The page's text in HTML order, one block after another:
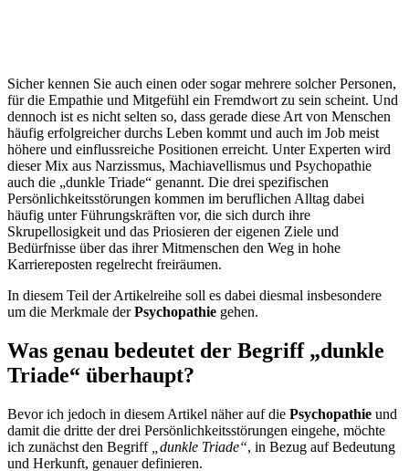
Sicher kennen Sie auch einen oder sogar mehrere solcher Personen,
für die Empathie und Mitgefühl ein Fremdwort zu sein scheint. Und
dennoch ist es nicht selten so, dass gerade diese Art von Menschen
häufig erfolgreicher durchs Leben kommt und auch im Job meist
höhere und einflussreiche Positionen erreicht. Unter Experten wird
dieser Mix aus Narzissmus, Machiavellismus und Psychopathie
auch die „dunkle Triade“ genannt. Die drei spezifischen
Persönlichkeitsstörungen kommen im beruflichen Alltag dabei
häufig unter Führungskräften vor, die sich durch ihre
Skrupellosigkeit und das Priosieren der eigenen Ziele und
Bedürfnisse über das ihrer Mitmenschen den Weg in hohe
Karriereposten regelrecht freiräumen.
In diesem Teil der Artikelreihe soll es dabei diesmal insbesondere
um die Merkmale derPsychopathie gehen.
Was genau bedeutet der Begriff „dunkle
Triade“ überhaupt?
Bevor ich jedoch in diesem Artikel näher auf die Psychopathie und
damit die dritte der drei Persönlichkeitsstörungen eingehe, möchte
ich zunächst den Begriff
„dunkle Triade“, in Bezug auf Bedeutung
und Herkunft, genauer definieren.